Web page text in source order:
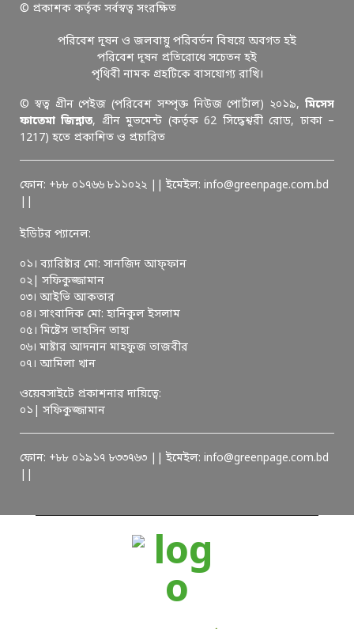
© প্রকাশক কর্তৃক সর্বস্বত্ব সংরক্ষিত
পরিবেশ দূষন ও জলবায়ু পরিবর্তন বিষয়ে অবগত হই
পরিবেশ দূষন প্রতিরোধে সচেতন হই
পৃথিবী নামক গ্রহটিকে বাসযোগ্য রাখি।
© স্বত্ব গ্রীন পেইজ (পরিবেশ সম্পৃক্ত নিউজ পোর্টাল) ২০১৯, মিসেস
ফাতেমা জিন্নাত, গ্রীন মুভমেন্ট (কর্তৃক 62 সিদ্ধেশ্বরী রোড, ঢাকা –
1217) হতে প্রকাশিত ও প্রচারিত
ফোন: +৮৮ ০১৭৬৬ ৮১১০২২ || ইমেইল: info@greenpage.com.bd
ইডিটর প্যানেল:
০১। ব্যারিষ্টার মো: সানজিদ আফ্ফান
০২| সফিকুজ্জামান
০৩। আইভি আকতার
০৪। সাংবাদিক মো: হানিকুল ইসলাম
০৫। মিষ্টেস তাহসিন তাহা
০৬। মাষ্টার আদনান মাহফুজ তাজবীর
০৭। আমিলা খান
ওয়েবসাইটে প্রকাশনার দায়িত্বে:
০১| সফিকুজ্জামান
ফোন: +৮৮ ০১৯১৭ ৮৩৩৭৬৩ || ইমেইল: info@greenpage.com.bd